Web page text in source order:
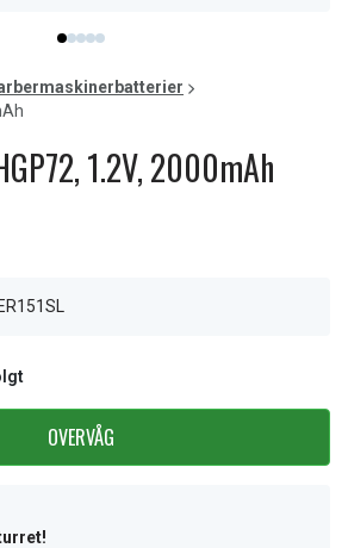
item
0
item
1
item
2
item
3
item
4
1.2V, 2000mAh
OVERVÅG